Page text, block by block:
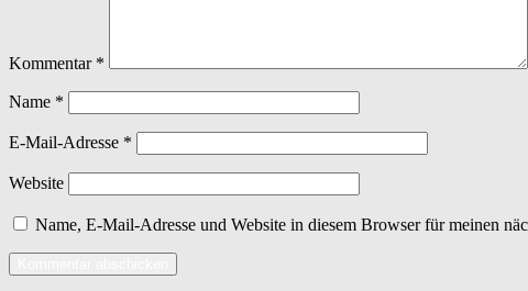
Kommentar *
Name *
E-Mail-Adresse *
Website
Name, E-Mail-Adresse und Website in diesem Browser für meinen